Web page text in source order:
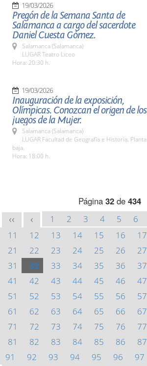
19/03/2026
Pregón de la Semana Santa de
Salamanca a cargo del sacerdote
Daniel Cuesta Gómez.
Salamanca (Salamanca)
LUGAR Teatro Liceo
Hora: 20:30 h.
19/03/2026
Inauguración de la exposición,
Olímpicas. Conozcan el origen de los
juegos de la Mujer.
Salamanca (Salamanca)
LUGAR Facultad de Geografía e Historia. Planta
baja.
Hora: 18:00 h.
Página 32 de 434
<< < 1 2 3 4 5 6
11
12 13 14 15 16 17
21
22 23 24 25 26 27
31
32 33 34 35 36 37
41
42 43 44 45 46 47
51
52 53 54 55 56 57
61
62 63 64 65 66 67
71
72 73 74 75 76 77
81
82 83 84 85 86 87
91
92 93 94 95 96 97